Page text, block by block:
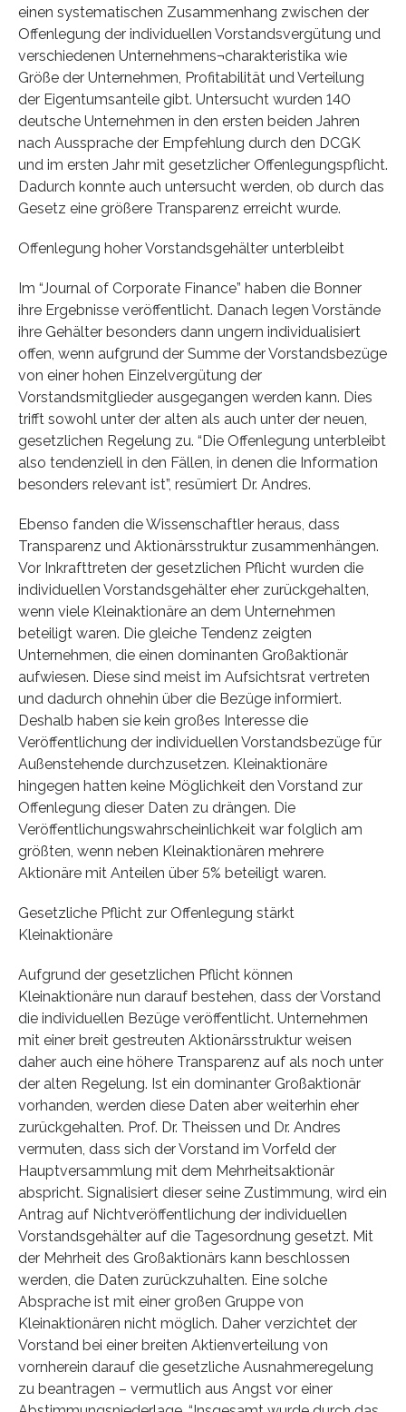
einen systematischen Zusammenhang zwischen der
Offenlegung der individuellen Vorstandsvergütung und
verschiedenen Unternehmens¬charakteristika wie
Größe der Unternehmen, Profitabilität und Verteilung
der Eigentumsanteile gibt. Untersucht wurden 140
deutsche Unternehmen in den ersten beiden Jahren
nach Aussprache der Empfehlung durch den DCGK
und im ersten Jahr mit gesetzlicher Offenlegungspflicht.
Dadurch konnte auch untersucht werden, ob durch das
Gesetz eine größere Transparenz erreicht wurde.
Offenlegung hoher Vorstandsgehälter unterbleibt
Im “Journal of Corporate Finance” haben die Bonner
ihre Ergebnisse veröffentlicht. Danach legen Vorstände
ihre Gehälter besonders dann ungern individualisiert
offen, wenn aufgrund der Summe der Vorstandsbezüge
von einer hohen Einzelvergütung der
Vorstandsmitglieder ausgegangen werden kann. Dies
trifft sowohl unter der alten als auch unter der neuen,
gesetzlichen Regelung zu. “Die Offenlegung unterbleibt
also tendenziell in den Fällen, in denen die Information
besonders relevant ist”, resümiert Dr. Andres.
Ebenso fanden die Wissenschaftler heraus, dass
Transparenz und Aktionärsstruktur zusammenhängen.
Vor Inkrafttreten der gesetzlichen Pflicht wurden die
individuellen Vorstandsgehälter eher zurückgehalten,
wenn viele Kleinaktionäre an dem Unternehmen
beteiligt waren. Die gleiche Tendenz zeigten
Unternehmen, die einen dominanten Großaktionär
aufwiesen. Diese sind meist im Aufsichtsrat vertreten
und dadurch ohnehin über die Bezüge informiert.
Deshalb haben sie kein großes Interesse die
Veröffentlichung der individuellen Vorstandsbezüge für
Außenstehende durchzusetzen. Kleinaktionäre
hingegen hatten keine Möglichkeit den Vorstand zur
Offenlegung dieser Daten zu drängen. Die
Veröffentlichungswahrscheinlichkeit war folglich am
größten, wenn neben Kleinaktionären mehrere
Aktionäre mit Anteilen über 5% beteiligt waren.
Gesetzliche Pflicht zur Offenlegung stärkt
Kleinaktionäre
Aufgrund der gesetzlichen Pflicht können
Kleinaktionäre nun darauf bestehen, dass der Vorstand
die individuellen Bezüge veröffentlicht. Unternehmen
mit einer breit gestreuten Aktionärsstruktur weisen
daher auch eine höhere Transparenz auf als noch unter
der alten Regelung. Ist ein dominanter Großaktionär
vorhanden, werden diese Daten aber weiterhin eher
zurückgehalten. Prof. Dr. Theissen und Dr. Andres
vermuten, dass sich der Vorstand im Vorfeld der
Hauptversammlung mit dem Mehrheitsaktionär
abspricht. Signalisiert dieser seine Zustimmung, wird ein
Antrag auf Nichtveröffentlichung der individuellen
Vorstandsgehälter auf die Tagesordnung gesetzt. Mit
der Mehrheit des Großaktionärs kann beschlossen
werden, die Daten zurückzuhalten. Eine solche
Absprache ist mit einer großen Gruppe von
Kleinaktionären nicht möglich. Daher verzichtet der
Vorstand bei einer breiten Aktienverteilung von
vornherein darauf die gesetzliche Ausnahmeregelung
zu beantragen – vermutlich aus Angst vor einer